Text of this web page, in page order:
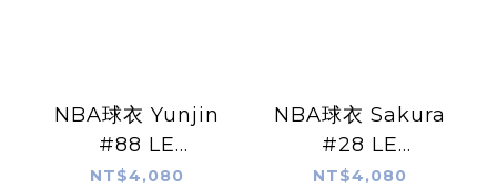
NBA球衣 Yunjin
#88 LE
SSERAFIM 洛杉磯
NT$4,080
NBA球衣 Sakura
#28 LE
SSERAFIM 洛杉磯
NT$4,080